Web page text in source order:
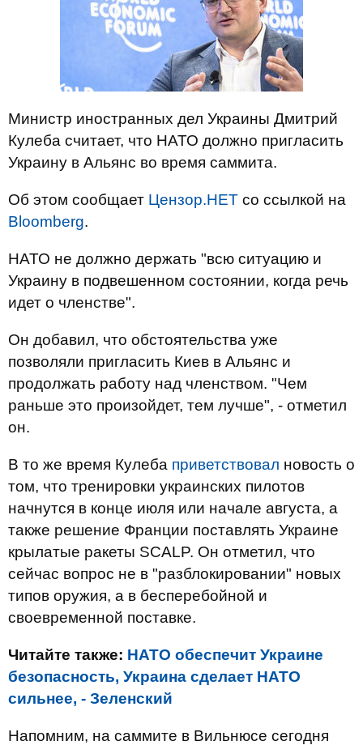
Министр иностранных дел Украины Дмитрий
Кулеба считает, что НАТО должно пригласить
Украину в Альянс во время саммита.
Об этом сообщает Цензор.НЕТ со ссылкой на
Bloomberg.
НАТО не должно держать "всю ситуацию и
Украину в подвешенном состоянии, когда речь
идет о членстве".
Он добавил, что обстоятельства уже
позволяли пригласить Киев в Альянс и
продолжать работу над членством. "Чем
раньше это произойдет, тем лучше", - отметил
он.
В то же время Кулеба приветствовал новость о
том, что тренировки украинских пилотов
начнутся в конце июля или начале августа, а
также решение Франции поставлять Украине
крылатые ракеты SCALP. Он отметил, что
сейчас вопрос не в "разблокировании" новых
типов оружия, а в бесперебойной и
своевременной поставке.
Читайте также: НАТО обеспечит Украине
безопасность, Украина сделает НАТО
сильнее, - Зеленский
Напомним, на саммите в Вильнюсе сегодня